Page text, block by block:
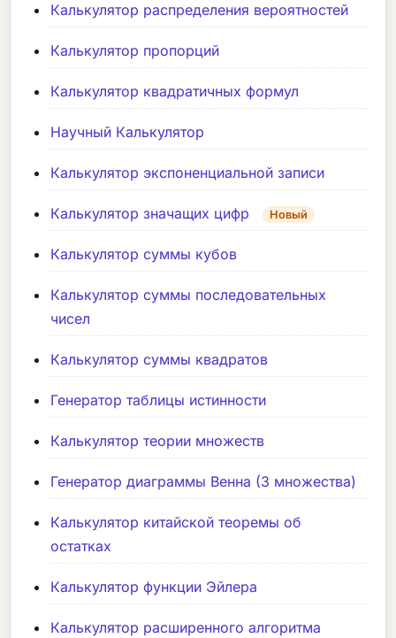
Калькулятор распределения вероятностей
Калькулятор пропорций
Калькулятор квадратичных формул
Научный Калькулятор
Калькулятор экспоненциальной записи
Калькулятор значащих цифр Новый
Калькулятор суммы кубов
Калькулятор суммы последовательных
чисел
Калькулятор суммы квадратов
Генератор таблицы истинности
Калькулятор теории множеств
Генератор диаграммы Венна (3 множества)
Калькулятор китайской теоремы об
остатках
Калькулятор функции Эйлера
Калькулятор расширенного алгоритма